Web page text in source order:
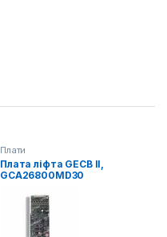
Плати
Плата ліфта GECB II,
GCA26800MD30